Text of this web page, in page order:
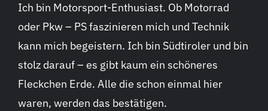
Ich bin Motorsport-Enthusiast. Ob Motorrad
oder Pkw – PS faszinieren mich und Technik
kann mich begeistern. Ich bin Südtiroler und bin
stolz darauf – es gibt kaum ein schöneres
Fleckchen Erde. Alle die schon einmal hier
waren, werden das bestätigen.